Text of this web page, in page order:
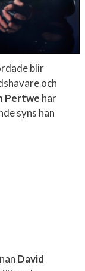
blir
och
Pertwe har
syns han
David